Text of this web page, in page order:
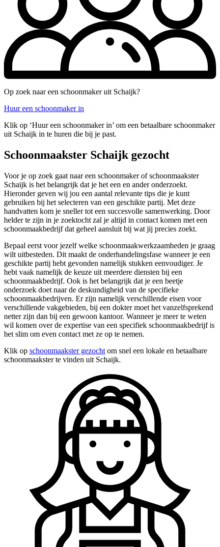
Op zoek naar een schoonmaker uit Schaijk?
Huur een schoonmaker in
Klik op ‘Huur een schoonmaker in’ om een betaalbare schoonmaker
uit Schaijk in te huren die bij je past.
Schoonmaakster Schaijk gezocht
Voor je op zoek gaat naar een schoonmaker of schoonmaakster
Schaijk is het belangrijk dat je het een en ander onderzoekt.
Hieronder geven wij jou een aantal relevante tips die je kunt
gebruiken bij het selecteren van een geschikte partij. Met deze
handvatten kom je sneller tot een succesvolle samenwerking. Door
helder te zijn in je zoektocht zal je altijd in contact komen met een
schoonmaakbedrijf dat geheel aansluit bij wat jij precies zoekt.
Bepaal eerst voor jezelf welke schoonmaakwerkzaamheden je graag
wilt uitbesteden. Dit maakt de onderhandelingsfase wanneer je een
geschikte partij hebt gevonden namelijk stukken eenvoudiger. Je
hebt vaak namelijk de keuze uit meerdere diensten bij een
schoonmaakbedrijf. Ook is het belangrijk dat je een beetje
onderzoek doet naar de deskundigheid van de specifieke
schoonmaakbedrijven. Er zijn namelijk verschillende eisen voor
verschillende vakgebieden, bij een dokter moet het vanzelfsprekend
netter zijn dan bij een gewoon kantoor. Wanneer je meer te weten
wil komen over de expertise van een specifiek schoonmaakbedrijf is
het slim om even contact met ze op te nemen.
Klik op schoonmaakster gezocht om snel een lokale en betaalbare
schoonmaakster te vinden uit Schaijk.